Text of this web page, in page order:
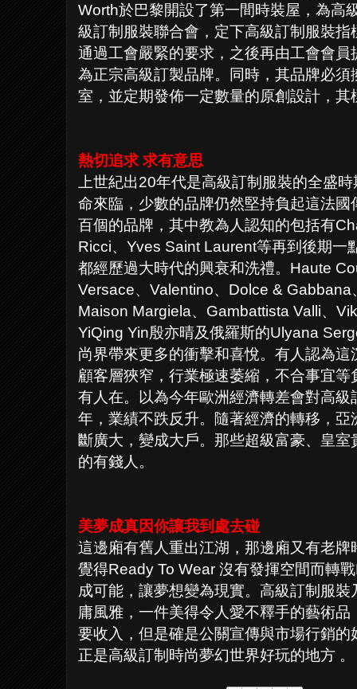
Worth於巴黎開設了第一間時裝屋，為高
級訂制服裝聯合會，定下高級訂制服裝
通過工會嚴緊的要求，之後再由工會會
為正宗高級訂製品牌。同時，其品牌必
室，並定期發佈一定數量的原創設計，其
熱切追求 求有意思
上世紀出20年代是高級訂制服裝的全盛
命來臨，少數的品牌仍然堅持負起這法
百個的品牌，其中教為人認知的包括有
Ricci、Yves Saint Laurent等再到後期
都經歷過大時代的興衰和洗禮。Haute
Versace、Valentino、Dolce &
Maison Margiela、Gambattista Valli、
YiQing Yin殷亦晴及俄羅斯的Ulyana
尚界帶來更多的衝擊和喜悅。有人認為
顧客層狹窄，行業極速萎縮，不合事宜
有人在。以為今年歐洲經濟轉差會對高
年，業績不跌反升。隨著經濟的轉移，
斷廣大，變成大戶。那些超級富豪、皇
的有錢人。
美夢成真因你讓我到處去碰
這邊廂有舊人重出江湖，那邊廂又有老
覺得Ready To Wear 沒有發揮空間而轉
成可能，讓夢想變為現實。高級訂制服
庸風雅，一件美得令人愛不釋手的藝術
要收入，但是確是公關宣傳與市場行銷
正是高級訂制時尚夢幻世界好玩的地方 。